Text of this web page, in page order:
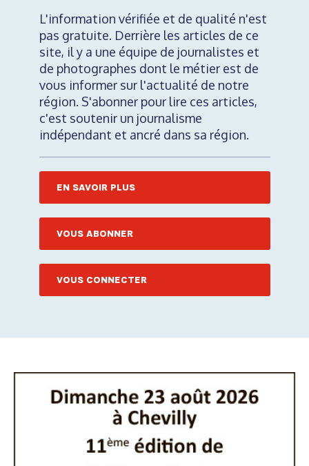
L'information vérifiée et de qualité n'est
pas gratuite. Derrière les articles de ce
site, il y a une équipe de journalistes et
de photographes dont le métier est de
vous informer sur l'actualité de notre
région. S'abonner pour lire ces articles,
c'est soutenir un journalisme
indépendant et ancré dans sa région.
EN SAVOIR PLUS
VOUS ABONNER
VOUS CONNECTER